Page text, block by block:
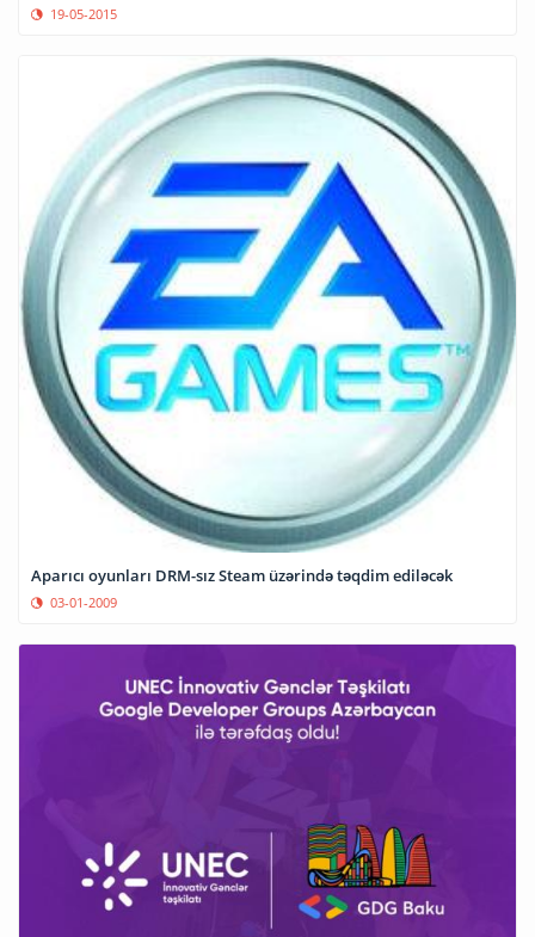
19-05-2015
Aparıcı oyunları DRM-sız Steam üzərində təqdim ediləcək
03-01-2009